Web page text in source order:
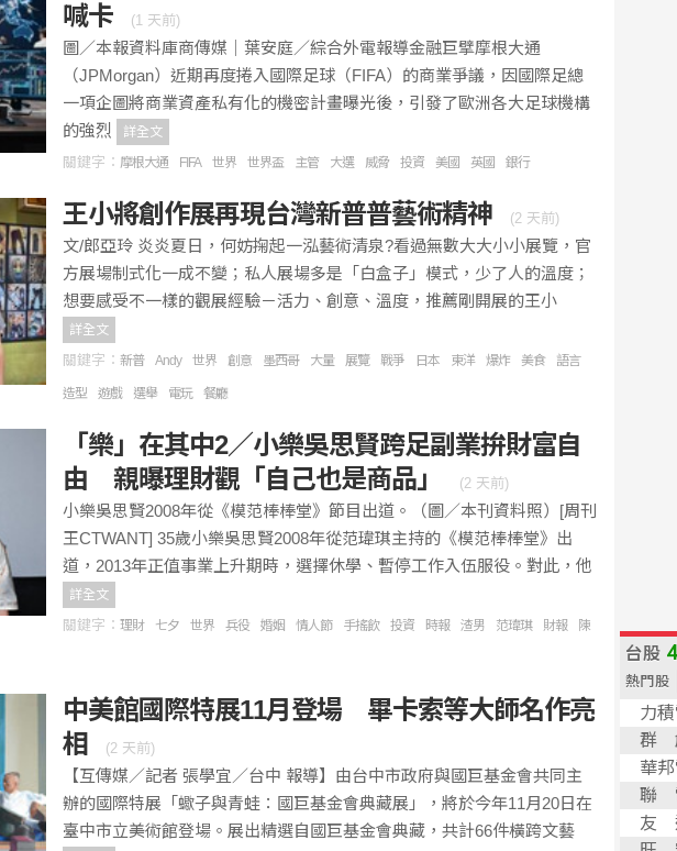
喊卡
(1 天前)
圖／本報資料庫商傳媒｜葉安庭／綜合外電報導金融巨擘摩根大通
（JPMorgan）近期再度捲入國際足球（FIFA）的商業爭議，因國際足總
一項企圖將商業資產私有化的機密計畫曝光後，引發了歐洲各大足球機構
的強烈
詳全文
關鍵字： 摩根大通 FIFA 世界 世界盃 主管 大選 威脅 投資 美國 英國 銀行
王小將創作展再現台灣新普普藝術精神 (2 天前)
文/郎亞玲 炎炎夏日，何妨掬起一泓藝術清泉?看過無數大大小小展覽，官
方展場制式化一成不變；私人展場多是「白盒子」模式，少了人的溫度；
想要感受不一樣的觀展經驗－活力、創意、溫度，推薦剛開展的王小
詳全文
關鍵字： 新普 Andy 世界 創意 墨西哥 大量 展覽 戰爭 日本 東洋 爆炸 美食 語言
造型 遊戲 選舉 電玩 餐廳
「樂」在其中2／小樂吳思賢跨足副業拚財富自
由 親曝理財觀「自己也是商品」
(2 天前)
小樂吳思賢2008年從《模范棒棒堂》節目出道。（圖／本刊資料照）[周刊
王CTWANT] 35歲小樂吳思賢2008年從范瑋琪主持的《模范棒棒堂》出
道，2013年正值事業上升期時，選擇休學、暫停工作入伍服役。對此，他
詳全文
關鍵字： 理財 七夕 世界 兵役 婚姻 情人節 手搖飲 投資 時報 渣男 范瑋琪 財報 陳
中美館國際特展11月登場 畢卡索等大師名作亮
相
(2 天前)
【互傳媒／記者 張學宜／台中 報導】由台中市政府與國巨基金會共同主
辦的國際特展「蠍子與青蛙：國巨基金會典藏展」，將於今年11月20日在
臺中市立美術館登場。展出精選自國巨基金會典藏，共計66件橫跨文藝